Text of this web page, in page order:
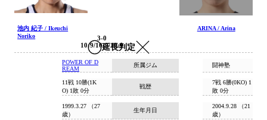
池内 紀子 / Ikeuchi
Noriko
延長判定
3-0
10:9/10:9/10:9
ARINA / Arina
所属ジム
POWER OF D
REAM
闘神塾
戦歴
11戦 10勝(1K
O) 1敗 0分
7戦 6勝(0KO) 1
敗 0分
生年月日
1999.3.27 （27
歳）
2004.9.28 （21
歳）